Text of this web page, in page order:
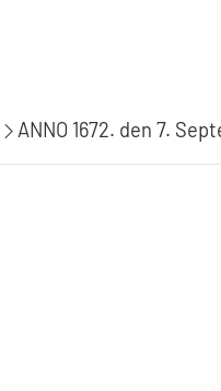
ANNO 1672. den 7.